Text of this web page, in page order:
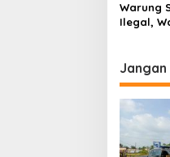
Warung
Ilegal,